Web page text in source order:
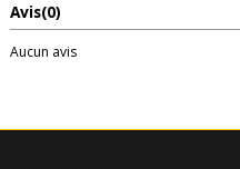
Avis(0)
Aucun avis